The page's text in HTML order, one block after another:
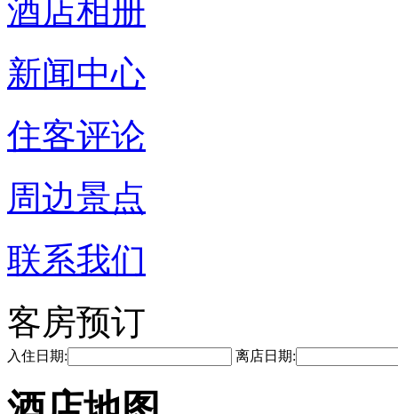
酒店相册
新闻中心
住客评论
周边景点
联系我们
客房预订
入住日期: 离店日期: